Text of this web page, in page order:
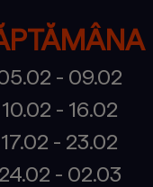
- 09.02
10.02 - 16.02
17.02 - 23.02
24.02 - 02.03